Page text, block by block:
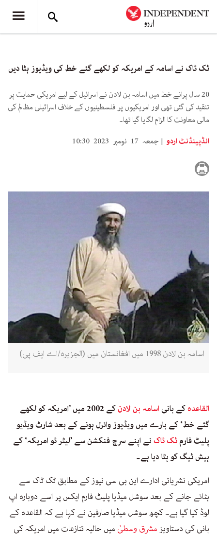
ٹک ٹاک نے اسامہ کے امریکہ کو لکھے گئے خط کی ویڈیوز ہٹا دیں
20 سال پرانے خط میں اسامہ بن لادن نے اسرائیل کے لیے امریکی حمایت پر
تنقید کی گئی تھی اور امریکیوں پر فلسطینیوں کے خلاف اسرائیلی مظالم کی
مالی معاونت کا الزام لگایا گیا تھا۔
انڈپینڈنٹ اردو
جمعہ 17 نومبر 2023 10:30
اسامہ بن لادن 1998 میں افغانستان میں (الجزیرہ/اے ایف پی)
القاعدہکے بانیاسامہ بن لادن
کے 2002 میں ’امریکہ کو لکھے
گئے خط‘ کے بارے میں ویڈیوز وائرل ہونے کے بعد شارٹ ویڈیو
پلیٹ فارمٹک ٹاکنے اپنے سرچ فنکشن سے ’لیٹر ٹو امریکہ‘ کے
ہیش ٹیگ کو ہٹا دیا ہے۔
امریکی نشریاتی ادارے این بی سی نیوز کے مطابق ٹک ٹاک سے
ہٹائے جانے کے بعد سوشل میڈیا پلیٹ فارم ایکس پر اسے دوبارہ اپ
لوڈ کیا گیا ہے۔ کچھ سوشل میڈیا صارفین نے کہا ہے کہ القاعدہ کے
بانی کی دستاویز مشرق وسطیٰ میں حالیہ تنازعات میں امریکہ کی